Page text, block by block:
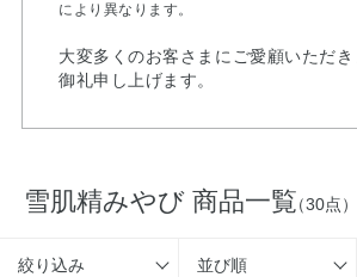
により異なります。
大変多くのお客さまにご愛顧いただき
御礼申し上げます。
雪肌精みやび 商品一覧（30点）
絞り込み 並び順